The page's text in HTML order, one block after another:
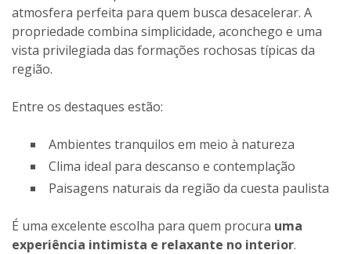
atmosfera perfeita para quem busca desacelerar. A
propriedade combina simplicidade, aconchego e uma
vista privilegiada das formações rochosas típicas da
região.
Entre os destaques estão:
Ambientes tranquilos em meio à natureza
Clima ideal para descanso e contemplação
Paisagens naturais da região da cuesta paulista
É uma excelente escolha para quem procura uma
experiência intimista e relaxante no interior.